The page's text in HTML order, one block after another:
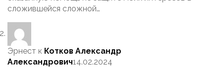
сложившейся сложной…
Эрнест к Котков Александр
Александрович14.02.2024